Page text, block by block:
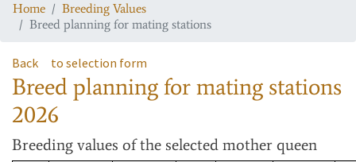
Home
Breeding Values
Breed planning for mating stations
Back to selection form
Breed planning for mating stations
2026
Breeding values of the selected mother queen